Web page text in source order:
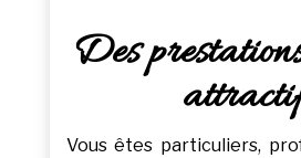
Des
Vous êtes particuliers,